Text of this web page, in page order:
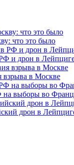
что это было
и дрон в
взрыва в Москве
на выборы во
дрон в